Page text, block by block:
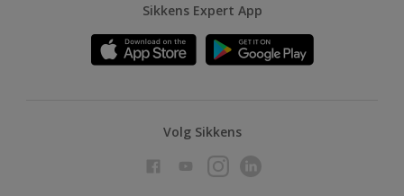
Sikkens Expert App
Volg Sikkens